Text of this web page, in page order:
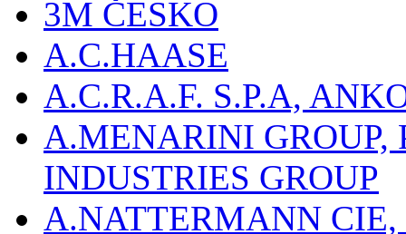
3M ČESKO
A.C.HAASE
A.C.R.A.F. S.P.A,
A.MENARINI
INDUSTRIES GROUP
A.NATTERMANN